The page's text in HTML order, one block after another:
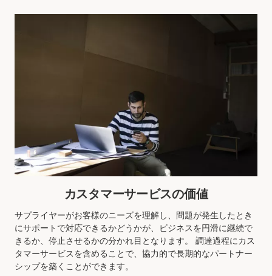
カスタマーサービスの価値
サプライヤーがお客様のニーズを理解し、問題が発生したとき
にサポートで対応できるかどうかが、ビジネスを円滑に継続で
きるか、停止させるかの分かれ目となります。 調達過程にカス
タマーサービスを含めることで、協力的で長期的なパートナー
シップを築くことができます。